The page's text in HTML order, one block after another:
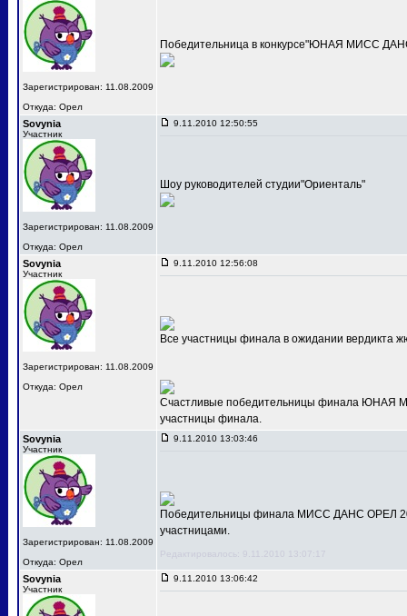
Зарегистрирован: 11.08.2009
Откуда: Орел
Победительница в конкурсе"ЮНАЯ МИСС
Sovynia
Участник
Зарегистрирован: 11.08.2009
Откуда: Орел
9.11.2010 12:50:55
Шоу руководителей студии"Ориенталь"
Sovynia
Участник
Зарегистрирован: 11.08.2009
Откуда: Орел
9.11.2010 12:56:08
Все участницы финала в ожидании вердикта
Счастливые победительницы финала ЮНАЯ
участницы финала.
Sovynia
Участник
Зарегистрирован: 11.08.2009
Откуда: Орел
9.11.2010 13:03:46
Победительницы финала МИСС ДАНС ОРЕЛ
участницами.
Редактировалось: 9.11.2010 13:07:17
Sovynia
Участник
9.11.2010 13:06:42